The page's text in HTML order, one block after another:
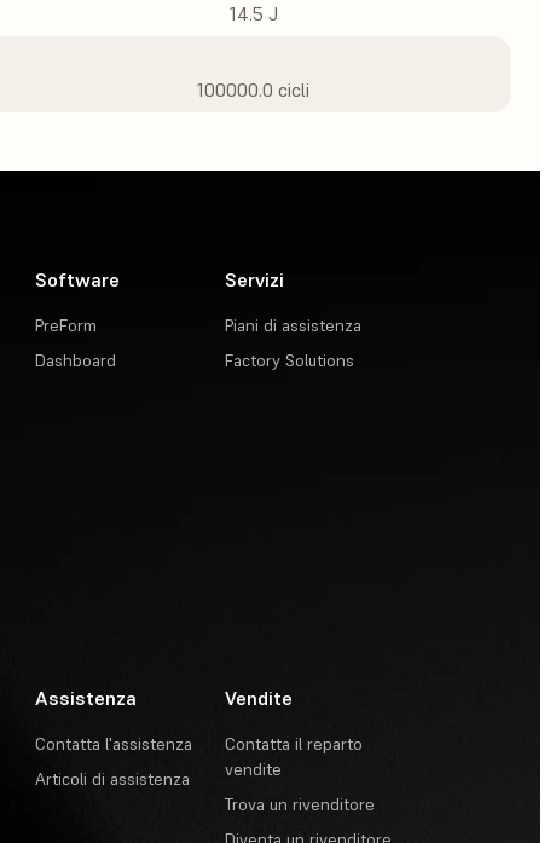
14.5 J
100000.0 cicli
Software
PreForm
Dashboard
Servizi
Piani di assistenza
Factory Solutions
Assistenza
Contatta l'assistenza
Articoli di assistenza
Vendite
Contatta il reparto
vendite
Trova un rivenditore